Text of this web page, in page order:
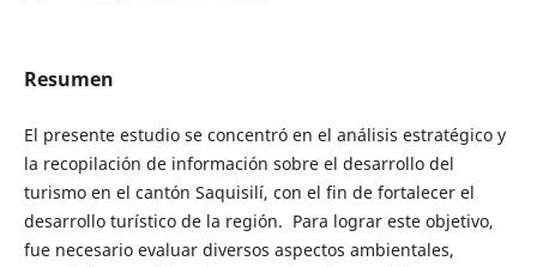
Resumen
El presente estudio se concentró en el análisis estratégico y
la recopilación de información sobre el desarrollo del
turismo en el cantón Saquisilí, con el fin de fortalecer el
desarrollo turístico de la región. Para lograr este objetivo,
fue necesario evaluar diversos aspectos ambientales,